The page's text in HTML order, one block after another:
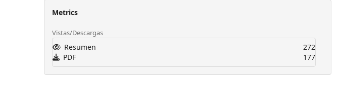
Metrics
Vistas/Descargas
Resumen
272
PDF
177